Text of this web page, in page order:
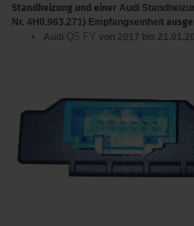
Standheizung und einer Audi
Nr. 4H0.963.271) Empfangseinheit
Audi Q5 FY von 2017 bis